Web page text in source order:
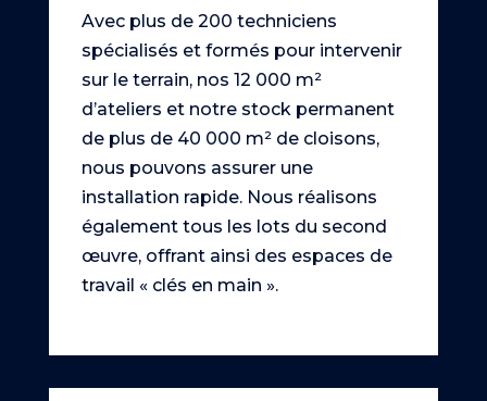
Avec plus de 200 techniciens
spécialisés et formés pour intervenir
sur le terrain, nos 12 000 m²
d’ateliers et notre stock permanent
de plus de 40 000 m² de cloisons,
nous pouvons assurer une
installation rapide. Nous réalisons
également tous les lots du second
œuvre, offrant ainsi des espaces de
travail « clés en main ».